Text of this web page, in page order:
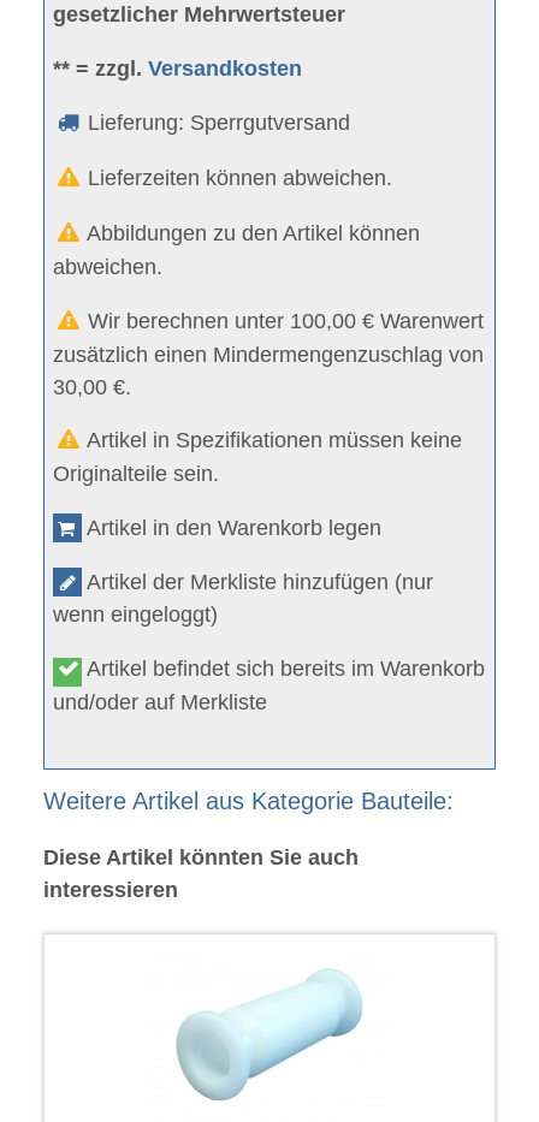
gesetzlicher Mehrwertsteuer
** = zzgl.Versandkosten
Lieferung: Sperrgutversand
Lieferzeiten können abweichen.
Abbildungen zu den Artikel können
abweichen.
Wir berechnen unter 100,00 € Warenwert
zusätzlich einen Mindermengenzuschlag von
30,00 €.
Artikel in Spezifikationen müssen keine
Originalteile sein.
Artikel in den Warenkorb legen
Artikel der Merkliste hinzufügen (nur
wenn eingeloggt)
Artikel befindet sich bereits im Warenkorb
und/oder auf Merkliste
Weitere Artikel aus Kategorie Bauteile:
Diese Artikel könnten Sie auch
interessieren